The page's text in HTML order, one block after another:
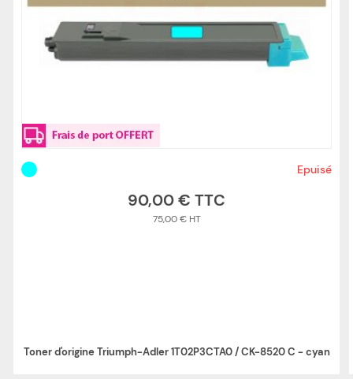
Epuisé
90,00 €
75,00 €
Toner d'origine Triumph-Adler 1T02P3CTA0 / CK-8520 C - cyan